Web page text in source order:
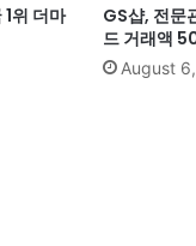
위 더마
GS샵, 전문
드 거래액
August